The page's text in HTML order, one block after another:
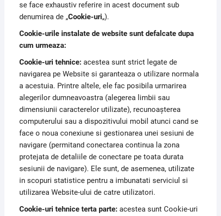
se face exhaustiv referire in acest document sub
denumirea de „Cookie-uri„).
Cookie-urile instalate de website sunt defalcate dupa
cum urmeaza:
Cookie-uri tehnice:acestea sunt strict legate de
navigarea pe Website si garanteaza o utilizare normala
a acestuia. Printre altele, ele fac posibila urmarirea
alegerilor dumneavoastra (alegerea limbii sau
dimensiunii caracterelor utilizate), recunoaşterea
computerului sau a dispozitivului mobil atunci cand se
face o noua conexiune si gestionarea unei sesiuni de
navigare (permitand conectarea continua la zona
protejata de detaliile de conectare pe toata durata
sesiunii de navigare). Ele sunt, de asemenea, utilizate
in scopuri statistice pentru a imbunatati serviciul si
utilizarea Website-ului de catre utilizatori.
Cookie-uri tehnice terta parte:acestea sunt Cookie-uri